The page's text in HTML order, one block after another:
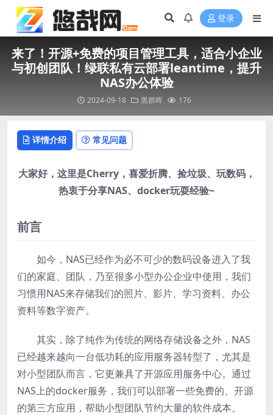
登录
来了！开源+免费的项目管理工具，适合小企业
与初创团队！绿联私有云部署leantime，提升
NAS办公体验
2024-09-18 黑群晖 176
详情介绍 常见问题
大家好，这里是Cherry，喜爱折腾、捡垃圾、玩数码，
热衷于分享NAS、docker玩耍经验~
前言
如今，NAS已经作为必不可少的数码设备进入了我
们的家庭、团队，乃至很多小型办公企业中使用，我们
习惯用NAS来存储我们的照片、影片、学习资料、办公
资料等数字资产。
其实，除了纯作为传统的网络存储设备之外，NAS
已经越来越向一台低功耗的应用服务器转型了，尤其是
对小型团队而言，它更兼具了开源应用服务中心。通过
NAS上的docker服务，我们可以部署一些免费的、开源
的第三方应用，帮助小型团队节约大量的软件成本。